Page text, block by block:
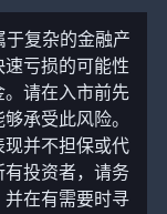
复杂的金融产
亏损的可能性
请在入市前先
承受此风险。
并不担保或代
投资者，请务
在有需要时寻